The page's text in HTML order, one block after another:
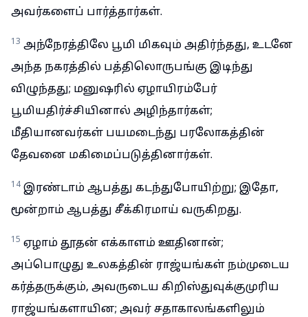
அவர்களைப் பார்த்தார்கள்.
13 அந்நேரத்திலே பூமி மிகவும் அதிர்ந்தது, உடனே
அந்த நகரத்தில் பத்திலொருபங்கு இடிந்து
விழுந்தது; மனுஷரில் ஏழாயிரம்பேர்
பூமியதிர்ச்சியினால் அழிந்தார்கள்;
மீதியானவர்கள் பயமடைந்து பரலோகத்தின்
தேவனை மகிமைப்படுத்தினார்கள்.
14 இரண்டாம் ஆபத்து கடந்துபோயிற்று; இதோ,
மூன்றாம் ஆபத்து சீக்கிரமாய் வருகிறது.
15 ஏழாம் தூதன் எக்காளம் ஊதினான்;
அப்பொழுது உலகத்தின் ராஜ்யங்கள் நம்முடைய
கர்த்தருக்கும், அவருடைய கிறிஸ்துவுக்குமுரிய
ராஜ்யங்களாயின; அவர் சதாகாலங்களிலும்